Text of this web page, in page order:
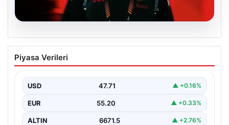
Manchester United resmen duyurdu!
Altay Bayındır’ın yeni adresi belli oldu
Piyasa Verileri
USD 47.71 ▲ +0.16%
EUR 55.20 ▲ +0.33%
ALTIN 6671.5 ▲ +2.76%